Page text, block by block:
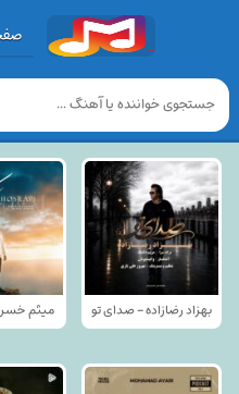
بهزاد رضازاده - صدای تو میثم